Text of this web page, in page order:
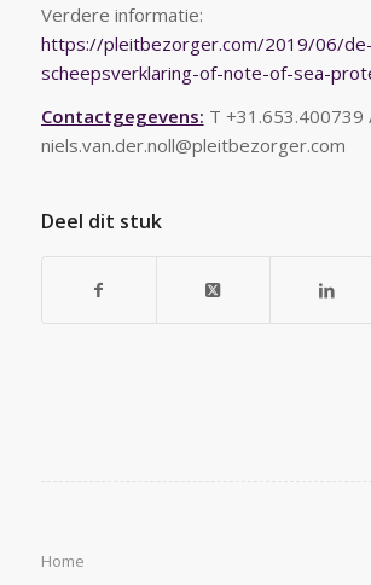
Verdere informatie:
https://pleitbezorger.com/2019/06/de-
scheepsverklaring-of-note-of-sea-
Contactgegevens: T +31.653.400739
niels.van.der.noll@pleitbezorger.com
Deel dit stuk
Home